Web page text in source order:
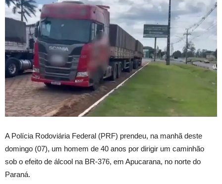
A Polícia Rodoviária Federal (PRF) prendeu, na manhã deste
domingo (07), um homem de 40 anos por dirigir um caminhão
sob o efeito de álcool na BR-376, em Apucarana, no norte do
Paraná.